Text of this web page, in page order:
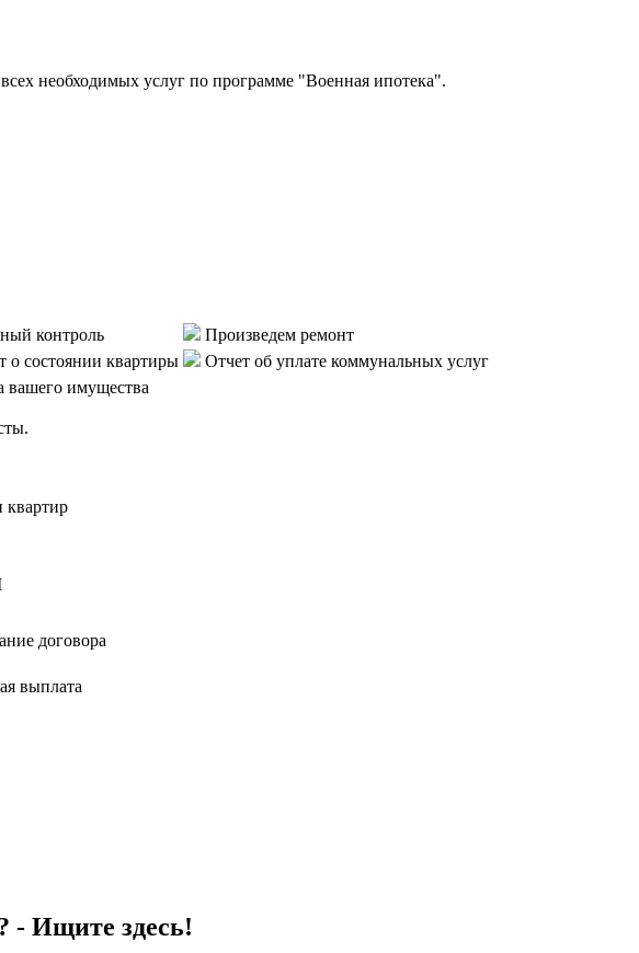
необходимых услуг по программе "Военная ипотека".
контроль
Произведем ремонт
о состоянии квартиры
Отчет об уплате коммунальных услуг
вашего имущества
договора
выплата
- Ищите здесь!